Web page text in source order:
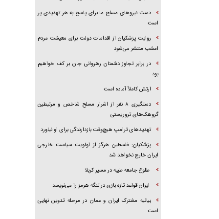
دست نیرو‌های مسلح ما برای پاسخ به هر تهدیدی پر
است
روایت پزشکیان از اقدامات دولت برای معیشت مردم
امشب منتشر می‌شود
در برابر تجاوز دشمنان رهروانی جان بر کف خواهیم
بود
ارتش کاملاً آماده است
دستگیری ۸ نفر از اشرار مسلح شاخص و مرتبطین
گروهک‌های تروریستی
تهدید‌های ترامپ هیچ‌وقت بازدارندگی برای او نیاورد
پزشکیان: فلسطین هرگز از اولویت سیاست خارجی
ایران خارج نخواهد شد
طلوع جامعه طیبه در مسیر کربلا
ایران قواعد تازه بازی در تنگه هرمز را می‌نویسد
بیانیه مشترک ایران و عمان در مرحله تدوین نهایی
است